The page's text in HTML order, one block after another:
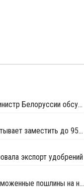
Мишустин и премьер-министр Белоруссии обсудили сотрудничество РФ и Белоруссии в сфере углеводородов
Мозырский НПЗ рассчитывает заместить до 95% импорта полипропилена в Беларуси
экспорт удобрений
ЕС приостанавливает таможенные пошлины на некоторые удобрения, но не из РФ